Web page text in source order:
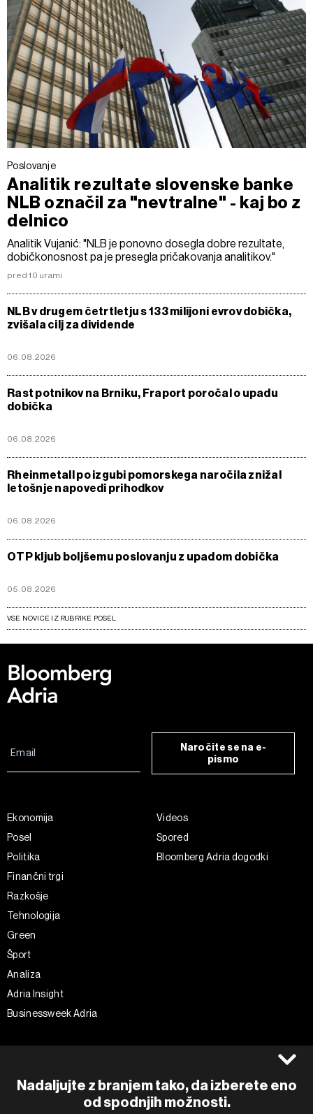
Poslovanje
Analitik rezultate slovenske banke
NLB označil za "nevtralne" - kaj bo z
delnico
Analitik Vujanić: "NLB je ponovno dosegla dobre rezultate,
dobičkonosnost pa je presegla pričakovanja analitikov."
pred 10 urami
NLB v drugem četrtletju s 133 milijoni evrov dobička,
zvišala cilj za dividende
06.08.2026
Rast potnikov na Brniku, Fraport poročal o upadu
dobička
06.08.2026
Rheinmetall po izgubi pomorskega naročila znižal
letošnje napovedi prihodkov
06.08.2026
OTP kljub boljšemu poslovanju z upadom dobička
05.08.2026
VSE NOVICE IZ RUBRIKE POSEL
Nadaljujte z branjem tako, da izberete eno
od spodnjih možnosti.
Naročite se na e-
pismo
Ekonomija
Posel
Politika
Finančni trgi
Razkošje
Tehnologija
Green
Šport
Analiza
Adria Insight
Businessweek Adria
Videos
Spored
Bloomberg Adria dogodki
Piškotki
Instagram